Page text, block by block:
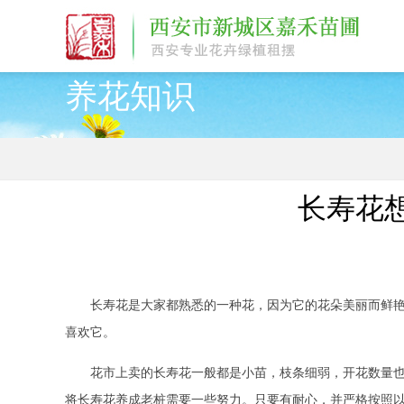
24小时服务热线：15202909185
养花知识
长寿花
长寿花是大家都熟悉的一种花，因为它的花朵美丽而鲜
喜欢它。
花市上卖的长寿花一般都是小苗，枝条细弱，开花数量
将长寿花养成老桩需要一些努力。只要有耐心，并严格按照